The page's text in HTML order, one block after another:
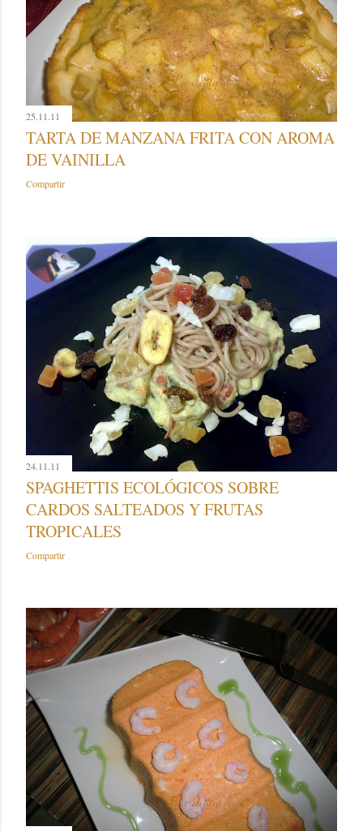
25.11.11
TARTA DE MANZANA FRITA CON AROMA
DE VAINILLA
Compartir
24.11.11
SPAGHETTIS ECOLÓGICOS SOBRE
CARDOS SALTEADOS Y FRUTAS
TROPICALES
Compartir